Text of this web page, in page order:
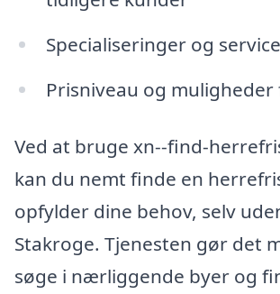
Specialiseringer og
Prisniveau og
Ved at bruge xn--find-
kan du nemt finde en
opfylder dine behov, selv
Stakroge. Tjenesten gør det
søge i nærliggende byer og